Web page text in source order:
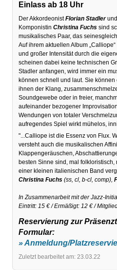
Einlass ab 18 Uhr
Der AkkordeonistFlorian Stadler
KomponistinChristina Fuchs sind
musikalisches Paar, das
Auf ihrem aktuellen Album
und großer Intensität durch die
scheinen dabei keine technischen
Stadler anfangen, wird immer ein
können schnell und laut. Sie
ihnen der Klang,
Soundgewebe oder in freier,
aufeinander bezogener
Wendungen von totaler
aufregendes Spiel wirkt mühelos,
"...Calliope ist die Essenz von Flux.
versteht auch die musikalischen
Klappengeräuschen,
besten Sinne sind, mal
einer kleinen italienischen Band
Christina Fuchs(ss, cl, b-cl, comp),
In Zusammenarbeit mit der Jazz-
Eintritt: 15 € / Ermäßigt: 12 € /
Reservierung zur
Formular:
» Anmeldung/
Zuletzt bearbeitet am: 23.03.22